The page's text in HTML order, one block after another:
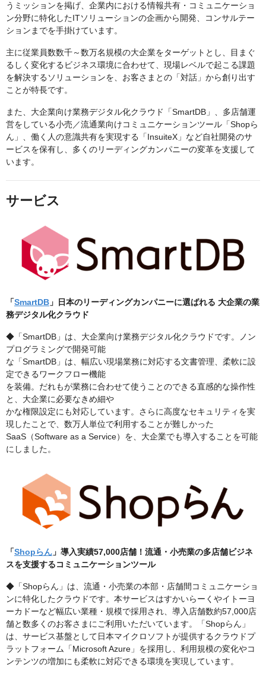
うミッションを掲げ、企業内における情報共有・コミュニケーショ
ン分野に特化したITソリューションの企画から開発、コンサルテー
ションまでを手掛けています。
主に従業員数数千～数万名規模の大企業をターゲットとし、目まぐ
るしく変化するビジネス環境に合わせて、現場レベルで起こる課題
を解決するソリューションを、お客さまとの「対話」から創り出す
ことが特長です。
また、大企業向け業務デジタル化クラウド「SmartDB」、多店舗運
営をしている小売／流通業向けコミュニケーションツール「Shopら
ん」、働く人の意識共有を実現する「InsuiteX」など自社開発のサ
ービスを保有し、多くのリーディングカンパニーの変革を支援して
います。
サービス
「SmartDB 」日本のリーディングカンパニーに選ばれる 大企業の業
務デジタル化クラウド
◆「SmartDB」は、⼤企業向け業務デジタル化クラウドです。ノン
プログラミングで開発可能
な「SmartDB」は、幅広い現場業務に対応する⽂書管理、柔軟に設
定できるワークフロー機能
を装備。だれもが業務に合わせて使うことのできる直感的な操作性
と、⼤企業に必要なきめ細や
かな権限設定にも対応しています。さらに高度なセキュリティを実
現したことで、数万人単位で利用することが難しかった
SaaS（Software as a Service）を、大企業でも導入することを可能
にしました。
「Shopらん 」導入実績57,000店舗！流通・小売業の多店舗ビジネ
スを支援するコミュニケーションツール
◆「Shopらん」は、流通・小売業の本部・店舗間コミュニケーショ
ンに特化したクラウドです。本サービスはすかいらーくやイトーヨ
ーカドーなど幅広い業種・規模で採用され、導入店舗数約57,000店
舗と数多くのお客さまにご利用いただいています。「Shopらん」
は、サービス基盤として日本マイクロソフトが提供するクラウドプ
ラットフォーム「Microsoft Azure」を採用し、利用規模の変化やコ
ンテンツの増加にも柔軟に対応できる環境を実現しています。